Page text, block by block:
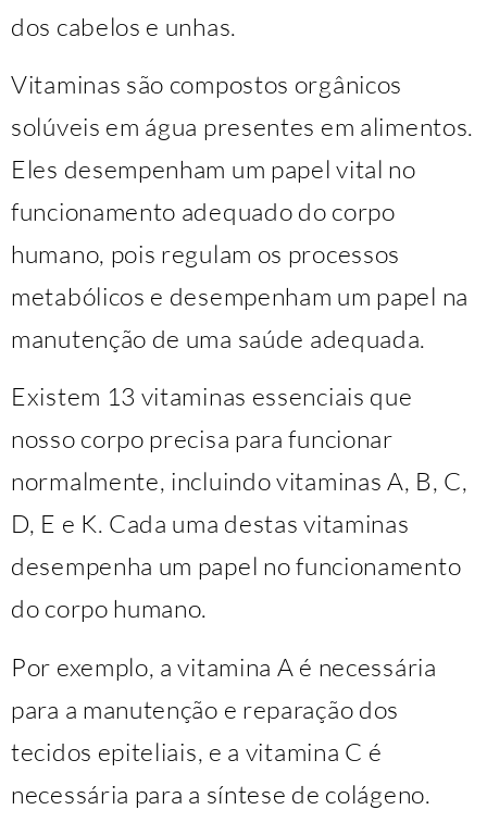
dos cabelos e unhas.
Vitaminas são compostos orgânicos
solúveis em água presentes em alimentos.
Eles desempenham um papel vital no
funcionamento adequado do corpo
humano, pois regulam os processos
metabólicos e desempenham um papel na
manutenção de uma saúde adequada.
Existem 13 vitaminas essenciais que
nosso corpo precisa para funcionar
normalmente, incluindo vitaminas A, B, C,
D, E e K. Cada uma destas vitaminas
desempenha um papel no funcionamento
do corpo humano.
Por exemplo, a vitamina A é necessária
para a manutenção e reparação dos
tecidos epiteliais, e a vitamina C é
necessária para a síntese de colágeno.